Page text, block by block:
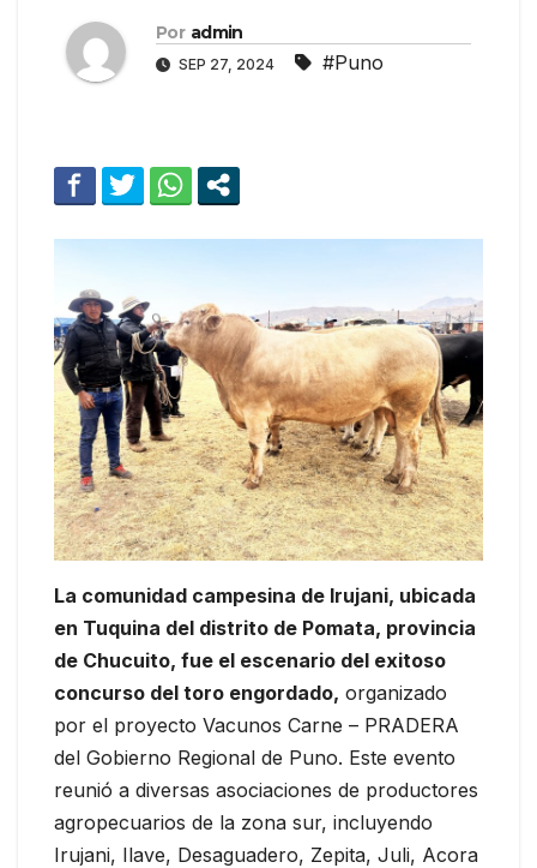
Por admin
SEP 27, 2024 #Puno
La comunidad campesina de Irujani, ubicada
en Tuquina del distrito de Pomata, provincia
de Chucuito, fue el escenario del exitoso
concurso del toro engordado, organizado
por el proyecto Vacunos Carne – PRADERA
del Gobierno Regional de Puno. Este evento
reunió a diversas asociaciones de productores
agropecuarios de la zona sur, incluyendo
Irujani, Ilave, Desaguadero, Zepita, Juli, Acora